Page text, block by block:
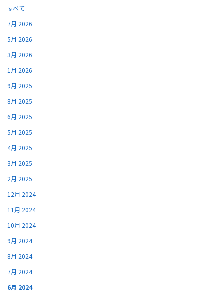
すべて
7月 2026
5月 2026
3月 2026
1月 2026
9月 2025
8月 2025
6月 2025
5月 2025
4月 2025
3月 2025
2月 2025
12月 2024
11月 2024
10月 2024
9月 2024
8月 2024
7月 2024
6月 2024